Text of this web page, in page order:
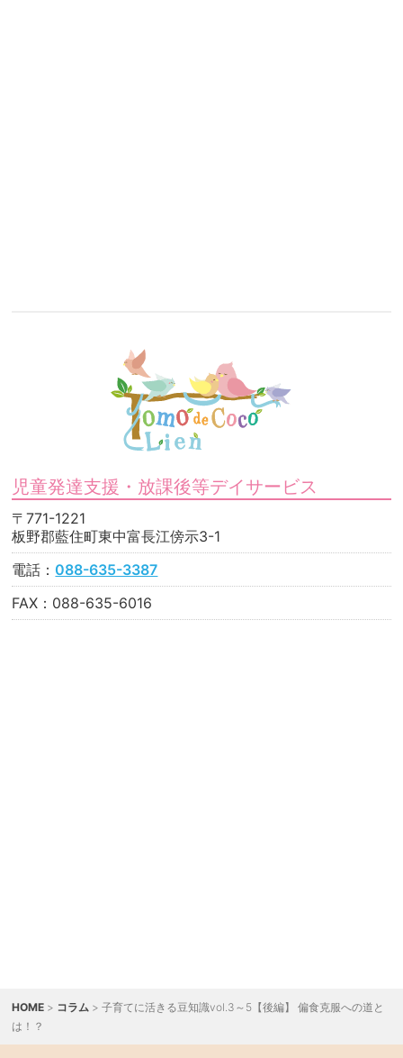
児童発達支援・放課後等デイサービス
〒771-1221
板野郡藍住町東中富長江傍示3-1
電話：088-635-3387
FAX：088-635-6016
HOME > コラム > 子育てに活きる豆知識vol.3～5【後編】 偏食克服への道と
は！？